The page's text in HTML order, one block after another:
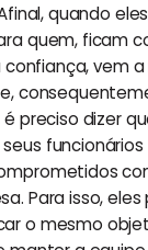
quando
quem, ficam
vem
é preciso dizer
Para isso,
o mesmo